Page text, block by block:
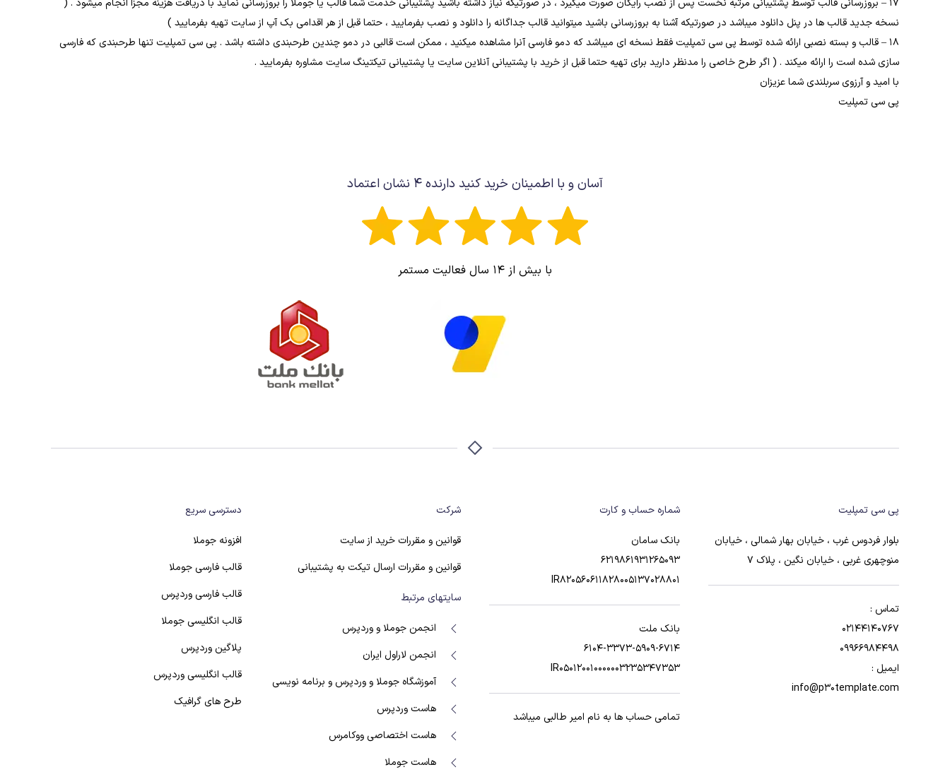
17 – بروزرسانی قالب توسط پشتیبانی مرتبه نخست پس از نصب رایگان صورت میگیرد ، در صورتیکه نیاز داشته باشید پشتیبانی خدمت شما قالب یا جوملا را بروزرسانی نماید با دریافت هزینه مجزا انجام میشود . (
نسخه جدید قالب ها در پنل دانلود میباشد در صورتیکه آشنا به بروزرسانی باشید میتوانید قالب جداگانه را دانلود و نصب بفرمایید ، حتما قبل از هر اقدامی بک آپ از سایت تهیه بفرمایید )
18 – قالب و بسته نصبی ارائه شده توسط پی سی تمپلیت فقط نسخه ای میباشد که دمو فارسی آنرا مشاهده میکنید ، ممکن است قالبی در دمو چندین طرحبندی داشته باشد . پی سی تمپلیت تنها طرحبندی که فارسی
سازی شده است را ارائه میکند . ( اگر طرح خاصی را مدنظر دارید برای تهیه حتما قبل از خرید با پشتیبانی آنلاین سایت یا پشتیبانی تیکتینگ سایت مشاوره بفرمایید .
با امید و آرزوی سربلندی شما عزیزان
پی سی تمپلیت
آسان و با اطمینان خرید کنید دارنده ۴ نشان اعتماد
با بیش از ۱۴ سال فعالیت مستمر
پی سی تمپلیت
بلوار فردوس غرب ، خیابان بهار شمالی ، خیابان
منوچهری غربی ، خیابان نگین ، پلاک 7
تماس :
02144140767
09966984498
ایمیل :
info@p30template.com
شماره حساب و کارت
بانک سامان
6219861931265093
IR820560611828005137028801
بانک ملت
6104-3373-5909-6714
IR050120010000003235347353
تمامی حساب ها به نام امیر طالبی میباشد
شرکت
قوانین و مقررات خرید از سایت
قوانین و مقررات ارسال تیکت به پشتیبانی
سایتهای مرتبط
انجمن جوملا و وردپرس
انجمن لاراول ایران
آموزشگاه جوملا و وردپرس و برنامه نویسی
هاست وردپرس
هاست اختصاصی ووکامرس
هاست جوملا
دسترسی سریع
افزونه جوملا
قالب فارسی جوملا
قالب فارسی وردپرس
قالب انگلیسی جوملا
پلاگین وردپرس
قالب انگلیسی وردپرس
طرح های گرافیک